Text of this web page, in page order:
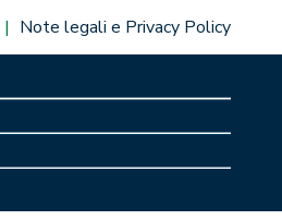
Note legali e Privacy Policy